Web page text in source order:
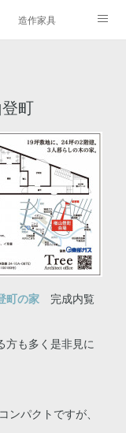
造作家具
町
町の家 完成内覧
方も多く是非見に
パクトですが、